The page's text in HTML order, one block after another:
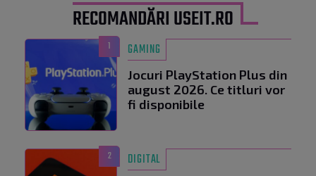
RECOMANDĂRI USEIT.RO
1 GAMING
Jocuri PlayStation Plus din
august 2026. Ce titluri vor
fi disponibile
2 DIGITAL